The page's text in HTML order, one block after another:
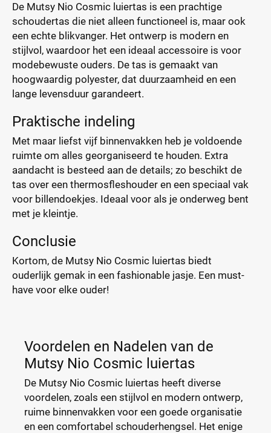
De Mutsy Nio Cosmic luiertas is een prachtige
schoudertas die niet alleen functioneel is, maar ook
een echte blikvanger. Het ontwerp is modern en
stijlvol, waardoor het een ideaal accessoire is voor
modebewuste ouders. De tas is gemaakt van
hoogwaardig polyester, dat duurzaamheid en een
lange levensduur garandeert.
Praktische indeling
Met maar liefst vijf binnenvakken heb je voldoende
ruimte om alles georganiseerd te houden. Extra
aandacht is besteed aan de details; zo beschikt de
tas over een thermosfleshouder en een speciaal vak
voor billendoekjes. Ideaal voor als je onderweg bent
met je kleintje.
Conclusie
Kortom, de Mutsy Nio Cosmic luiertas biedt
ouderlijk gemak in een fashionable jasje. Een must-
have voor elke ouder!
Voordelen en Nadelen van de
Mutsy Nio Cosmic luiertas
De Mutsy Nio Cosmic luiertas heeft diverse
voordelen, zoals een stijlvol en modern ontwerp,
ruime binnenvakken voor een goede organisatie
en een comfortabel schouderhengsel. Het enige